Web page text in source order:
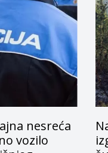
nesreća
vozilo